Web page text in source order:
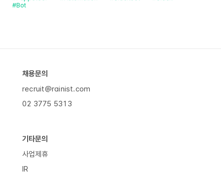
#Bot
채용문의
recruit@rainist.com
02 3775 5313
기타문의
사업제휴
IR